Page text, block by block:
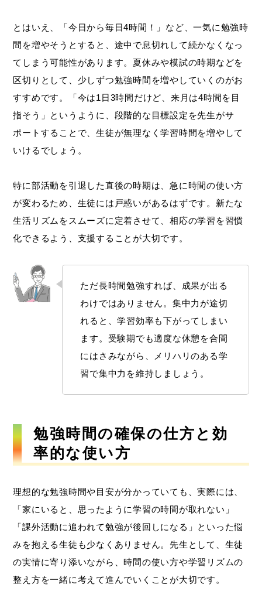
とはいえ、「今日から毎日4時間！」など、一気に勉強時
間を増やそうとすると、途中で息切れして続かなくなっ
てしまう可能性があります。夏休みや模試の時期などを
区切りとして、少しずつ勉強時間を増やしていくのがお
すすめです。「今は1日3時間だけど、来月は4時間を目
指そう」というように、段階的な目標設定を先生がサ
ポートすることで、生徒が無理なく学習時間を増やして
いけるでしょう。
特に部活動を引退した直後の時期は、急に時間の使い方
が変わるため、生徒には戸惑いがあるはずです。新たな
生活リズムをスムーズに定着させて、相応の学習を習慣
化できるよう、支援することが大切です。
ただ長時間勉強すれば、成果が出る
わけではありません。集中力が途切
れると、学習効率も下がってしまい
ます。受験期でも適度な休憩を合間
にはさみながら、メリハリのある学
習で集中力を維持しましょう。
勉強時間の確保の仕方と効
率的な使い方
理想的な勉強時間や目安が分かっていても、実際には、
「家にいると、思ったように学習の時間が取れない」
「課外活動に追われて勉強が後回しになる」といった悩
みを抱える生徒も少なくありません。先生として、生徒
の実情に寄り添いながら、時間の使い方や学習リズムの
整え方を一緒に考えて進んでいくことが大切です。